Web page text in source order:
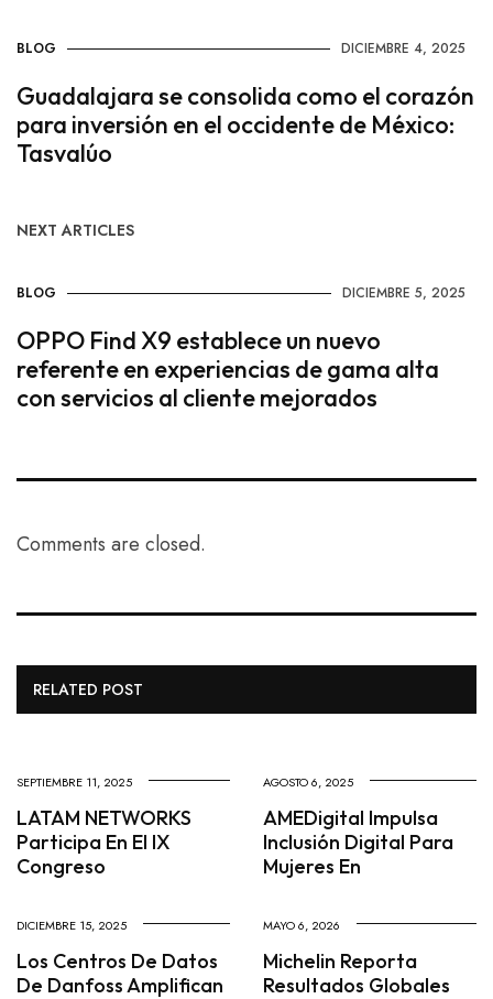
BLOG DICIEMBRE 4, 2025
Guadalajara se consolida como el corazón
para inversión en el occidente de México:
Tasvalúo
NEXT ARTICLES
BLOG DICIEMBRE 5, 2025
OPPO Find X9 establece un nuevo
referente en experiencias de gama alta
con servicios al cliente mejorados
Comments are closed.
RELATED POST
SEPTIEMBRE 11, 2025
LATAM NETWORKS
Participa En El IX
Congreso
AGOSTO 6, 2025
AMEDigital Impulsa
Inclusión Digital Para
Mujeres En
DICIEMBRE 15, 2025
Los Centros De Datos
De Danfoss Amplifican
MAYO 6, 2026
Michelin Reporta
Resultados Globales